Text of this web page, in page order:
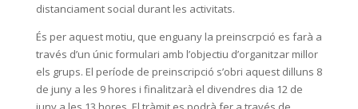
distanciament social durant les activitats.
És per aquest motiu, que enguany la preinscrpció es farà a
través d’un únic formulari amb l’objectiu d’organitzar millor
els grups. El període de preinscripció s’obri aquest dilluns 8
de juny a les 9 hores i finalitzarà el divendres dia 12 de